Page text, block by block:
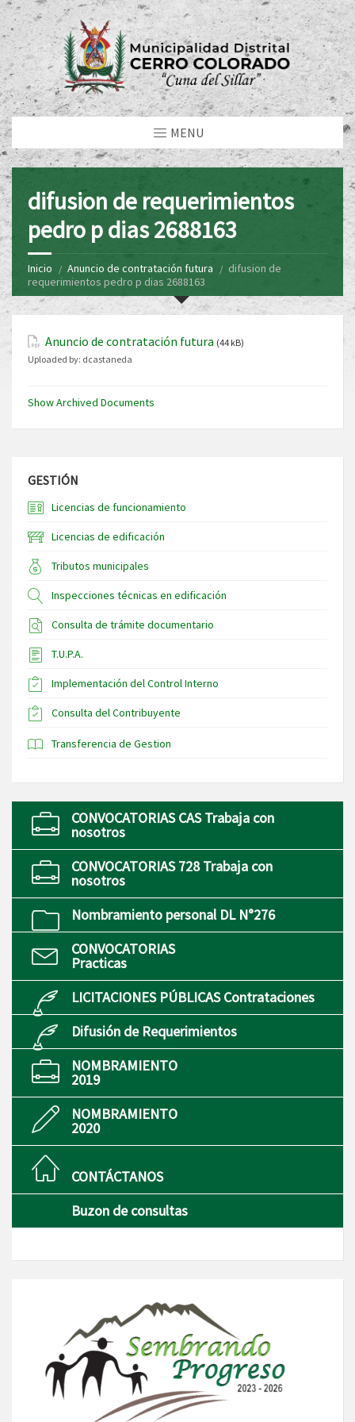
MENU
difusion de requerimientos
pedro p dias 2688163
Inicio Anuncio de contratación futura
difusion de
requerimientos pedro p dias 2688163
Anuncio de contratación futura (44 kB)
Uploaded by: dcastaneda
Show Archived Documents
GESTIÓN
Licencias de funcionamiento
Licencias de edificación
Tributos municipales
Inspecciones técnicas en edificación
Consulta de trámite documentario
T.U.P.A.
Implementación del Control Interno
Consulta del Contribuyente
Transferencia de Gestion
CONVOCATORIAS CAS Trabaja con
nosotros
CONVOCATORIAS 728 Trabaja con
nosotros
Nombramiento personal DL N°276
CONVOCATORIAS
Practicas
LICITACIONES PÚBLICAS Contrataciones
Difusión de Requerimientos
NOMBRAMIENTO
2019
NOMBRAMIENTO
2020
CONTÁCTANOS
Buzon de consultas